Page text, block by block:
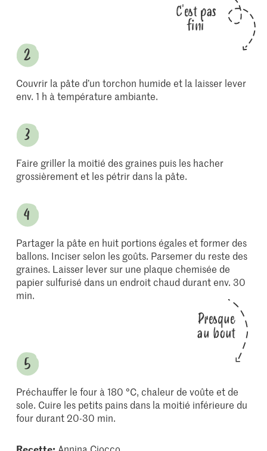
C'est pas
fini
Couvrir la pâte d’un torchon humide et la laisser lever
env. 1 h à température ambiante.
Faire griller la moitié des graines puis les hacher
grossièrement et les pétrir dans la pâte.
Partager la pâte en huit portions égales et former des
ballons. Inciser selon les goûts. Parsemer du reste des
graines. Laisser lever sur une plaque chemisée de
papier sulfurisé dans un endroit chaud durant env. 30
min.
Presque
au bout
Préchauffer le four à 180 °C, chaleur de voûte et de
sole. Cuire les petits pains dans la moitié inférieure du
four durant 20-30 min.